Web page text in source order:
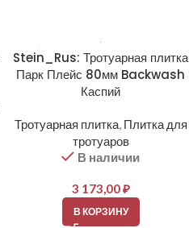
Stein_Rus: Тротуарная плитка
Парк Плейс 80мм Backwash
Каспий
Тротуарная плитка, Плитка для
тротуаров
В наличии
3 173,00₽
В КОРЗИНУ